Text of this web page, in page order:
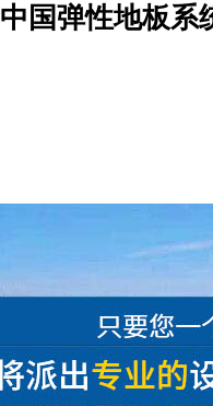
中国弹性地板系